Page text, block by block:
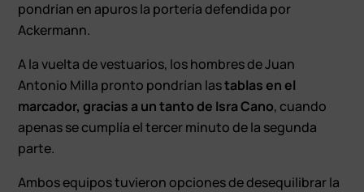
pondrían en apuros la portería defendida por
Ackermann.
A la vuelta de vestuarios, los hombres de Juan
Antonio Milla pronto pondrían lastablas en el
marcador, gracias a un tanto de Isra Cano, cuando
apenas se cumplía el tercer minuto de la segunda
parte.
Ambos equipos tuvieron opciones de desequilibrar la